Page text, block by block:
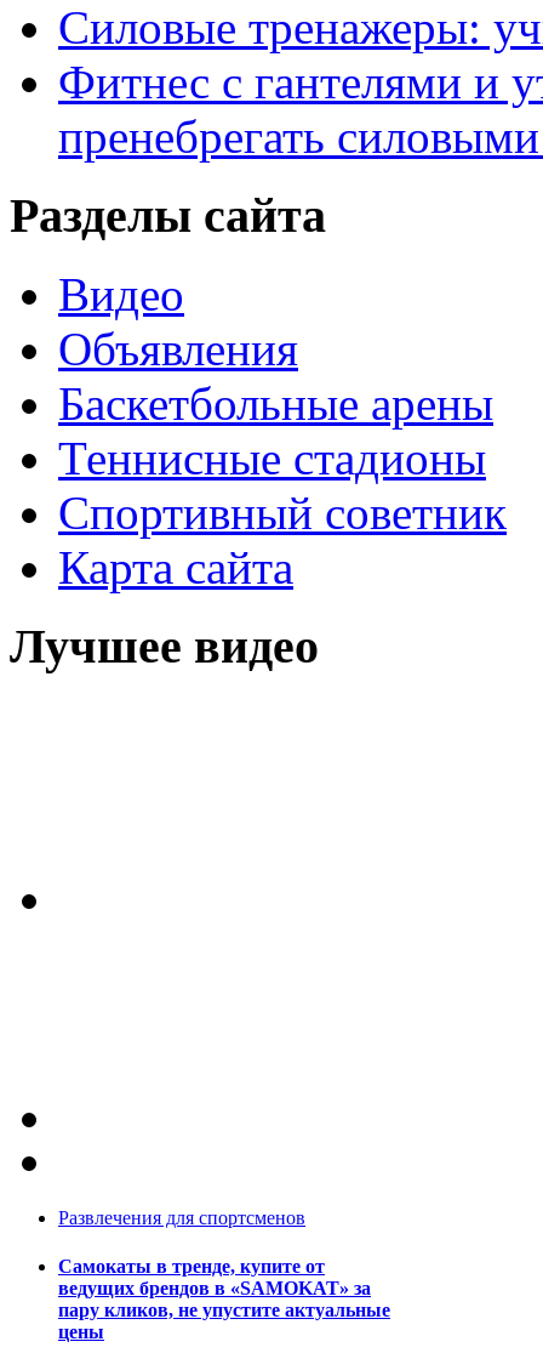
Силовые тренажеры:
Фитнес с гантелями и
пренебрегать
Разделы сайта
Видео
Объявления
Баскетбольные арены
Теннисные стадионы
Спортивный советник
Карта сайта
Лучшее видео
Развлечения для спортсменов
Самокаты в тренде, купите от
ведущих брендов в «SAMOKAT» за
пару кликов, не упустите актуальные
цены